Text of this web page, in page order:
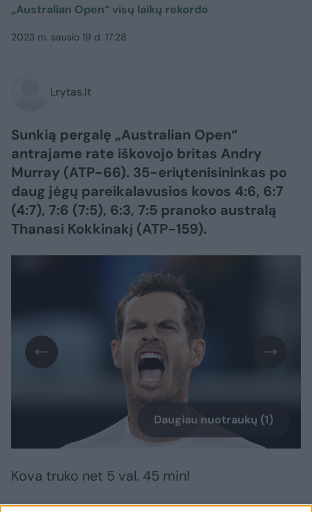
„Australian Open“ visų laikų rekordo
2023 m. sausio 19 d. 17:28
Lrytas.lt
Sunkią pergalę „Australian Open“
antrajame rate iškovojo britas Andry
Murray (ATP-66). 35-eriųtenisininkas po
daug jėgų pareikalavusios kovos 4:6, 6:7
(4:7), 7:6 (7:5), 6:3, 7:5 pranoko australą
Thanasi Kokkinakį (ATP-159).
Daugiau nuotraukų (1)
Kova truko net 5 val. 45 min!